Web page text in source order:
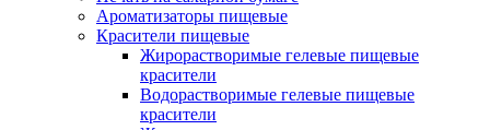
Ароматизаторы пищевые
Красители пищевые
Жирорастворимые гелевые пищевые
красители
Водорастворимые гелевые пищевые
красители